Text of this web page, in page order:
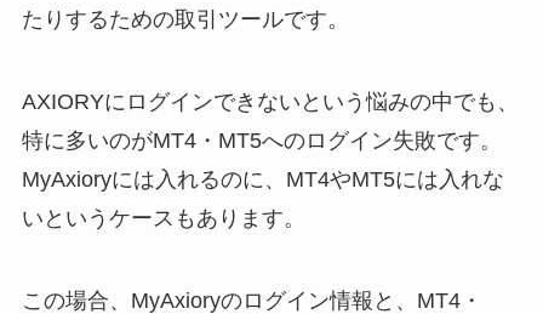
たりするための取引ツールです。
AXIORYにログインできないという悩みの中でも、
特に多いのがMT4・MT5へのログイン失敗です。
MyAxioryには入れるのに、MT4やMT5には入れな
いというケースもあります。
この場合、MyAxioryのログイン情報と、MT4・